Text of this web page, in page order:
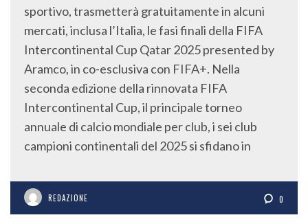
sportivo, trasmetterà gratuitamente in alcuni
mercati, inclusa l’Italia, le fasi finali della FIFA
Intercontinental Cup Qatar 2025 presented by
Aramco, in co-esclusiva con FIFA+. Nella
seconda edizione della rinnovata FIFA
Intercontinental Cup, il principale torneo
annuale di calcio mondiale per club, i sei club
campioni continentali del 2025 si sfidano in
REDAZIONE 0